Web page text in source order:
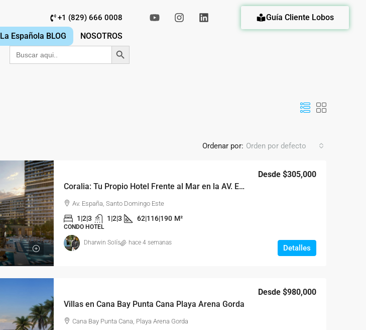
+1 (829) 666 0008
Guía Cliente Lobos
La Española BLOG
NOSOTROS
Buscar:
Botón de búsqueda
Ordenar por: Orden por defecto
Coralia: Tu Propio Hotel Frente al Mar en la AV. España
Desde $305,000
Av. España, Santo Domingo Este
1|2|3 1|2|3 62|116|190 M²
CONDO HOTEL
Detalles
Dharwin Solís hace 4 semanas
Villas en Cana Bay Punta Cana Playa Arena Gorda
Desde $980,000
Cana Bay Punta Cana, Playa Arena Gorda